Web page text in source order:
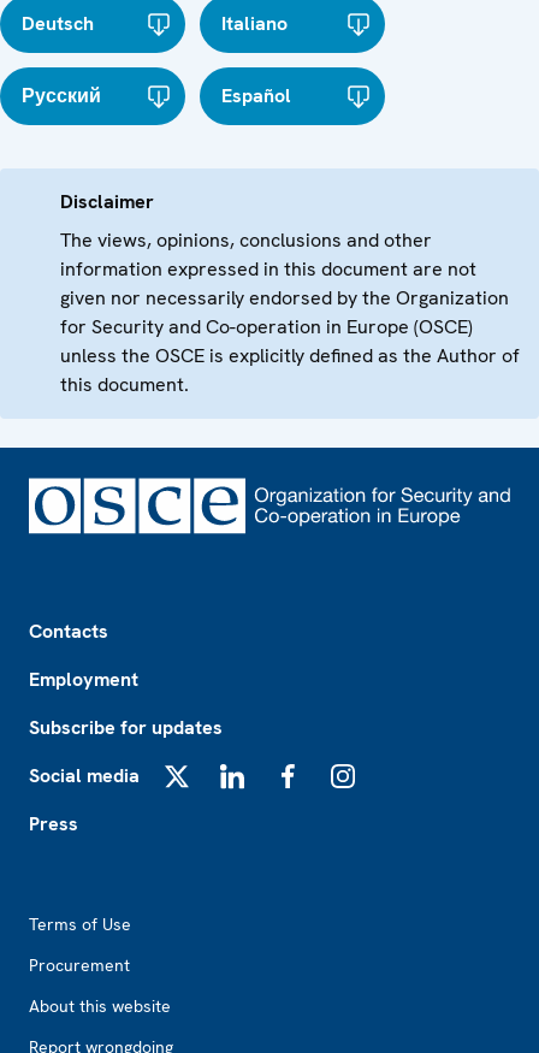
Deutsch Italiano
Русский Español
Disclaimer
The views, opinions, conclusions and other
information expressed in this document are not
given nor necessarily endorsed by the Organization
for Security and Co-operation in Europe (OSCE)
unless the OSCE is explicitly defined as the Author of
this document.
Contacts
Employment
Subscribe for updates
Social media
Press
Terms of Use
Procurement
About this website
Report wrongdoing